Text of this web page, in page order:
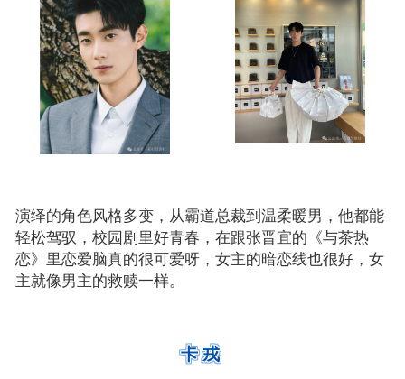
演绎的角色风格多变，从霸道总裁到温柔暖男，他都能
轻松驾驭，校园剧里好青春，在跟张晋宜的《与茶热
恋》里恋爱脑真的很可爱呀，女主的暗恋线也很好，女
主就像男主的救赎一样。
卡戎